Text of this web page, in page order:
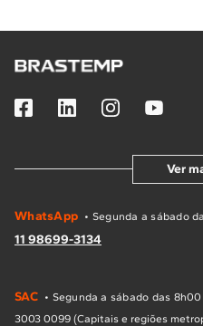
Ver
WhatsApp • Segunda a sábado
11 98699-3134
SAC • Segunda a sábado das
3003 0099 (Capitais e regiões